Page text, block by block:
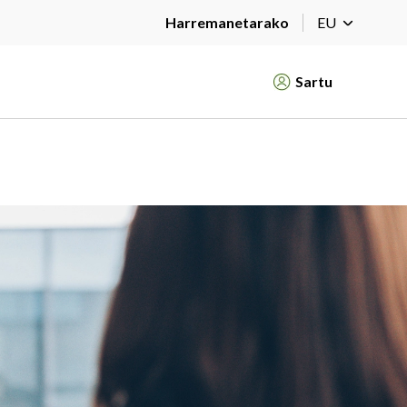
Harremanetarako EU
Sartu